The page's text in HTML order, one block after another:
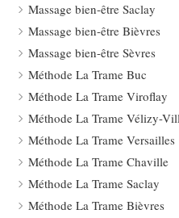
Massage bien-être Saclay
Massage bien-être Bièvres
Massage bien-être Sèvres
Méthode La Trame Buc
Méthode La Trame Viroflay
Méthode La Trame Vélizy-
Méthode La Trame Versailles
Méthode La Trame Chaville
Méthode La Trame Saclay
Méthode La Trame Bièvres